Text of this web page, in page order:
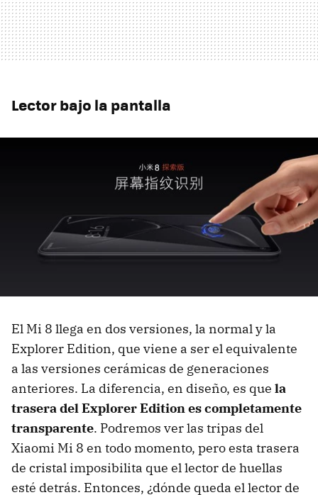
Lector bajo la pantalla
El Mi 8 llega en dos versiones, la normal y la
Explorer Edition, que viene a ser el equivalente
a las versiones cerámicas de generaciones
anteriores. La diferencia, en diseño, es que la
trasera del Explorer Edition es completamente
transparente. Podremos ver las tripas del
Xiaomi Mi 8 en todo momento, pero esta trasera
de cristal imposibilita que el lector de huellas
esté detrás. Entonces, ¿dónde queda el lector de